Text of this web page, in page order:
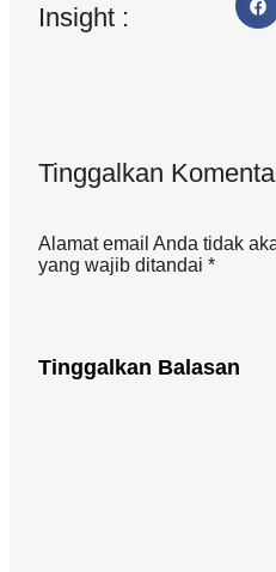
Insight :
Tinggalkan
Alamat email Anda tidak
yang wajib ditandai *
Tinggalkan Balasan